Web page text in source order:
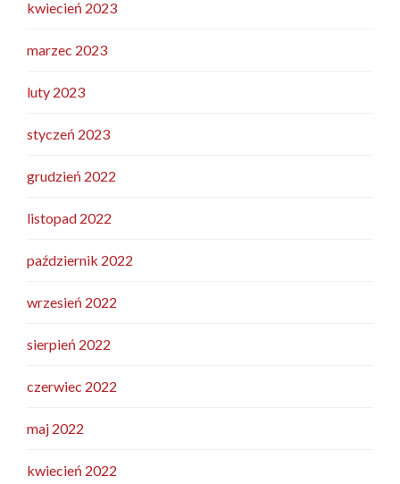
kwiecień 2023
marzec 2023
luty 2023
styczeń 2023
grudzień 2022
listopad 2022
październik 2022
wrzesień 2022
sierpień 2022
czerwiec 2022
maj 2022
kwiecień 2022